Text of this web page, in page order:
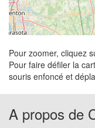
Pour zoomer, cliquez
Pour faire défiler la
souris enfoncé et
A propos de